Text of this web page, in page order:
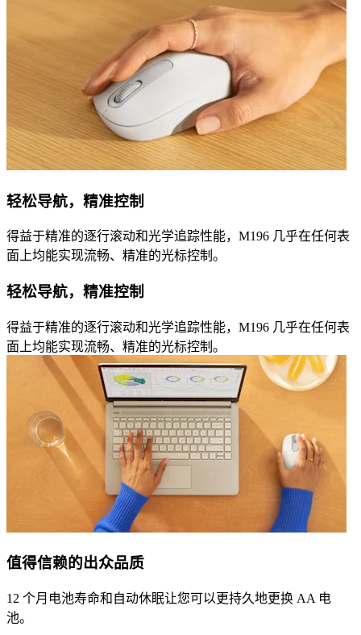
轻松导航，精准控制
得益于精准的逐行滚动和光学追踪性能，M196 几乎在任何表
面上均能实现流畅、精准的光标控制。
轻松导航，精准控制
得益于精准的逐行滚动和光学追踪性能，M196 几乎在任何表
面上均能实现流畅、精准的光标控制。
值得信赖的出众品质
12 个月电池寿命和自动休眠让您可以更持久地更换 AA 电
池。